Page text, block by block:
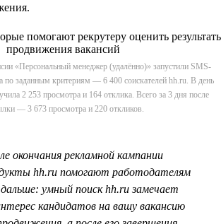
«Персональный менеджер (удалённо)» запустили SMS-
по заданным критериям — 6 400 соискателей hh.ru. В день
2 253 просмотра и 164 отклика. Всего за 3 дня после
— 3 673 просмотра и 220 откликов.
окончания рекламной кампании
hh.ru помогают работодателям
умный поиск hh.ru замечает
кандидатов на вашу вакансию